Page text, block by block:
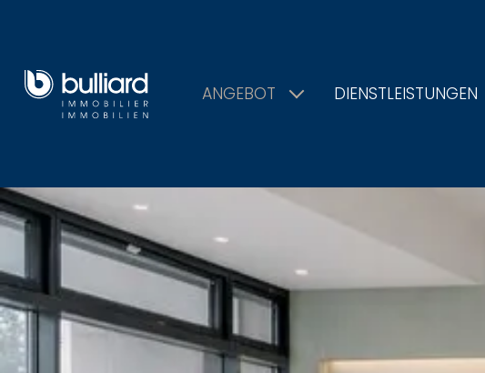
ANGEBOT DIENSTLEISTUNGEN